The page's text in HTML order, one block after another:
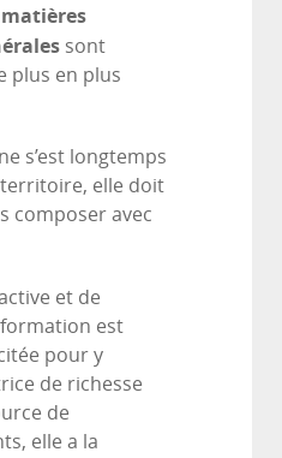
matières
sont
plus en plus
s’est longtemps
elle doit
composer avec
et de
est
pour y
de richesse
de
elle a la